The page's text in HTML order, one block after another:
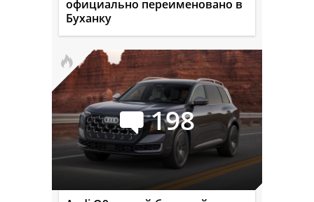
официально переименовано в
Буханку
198